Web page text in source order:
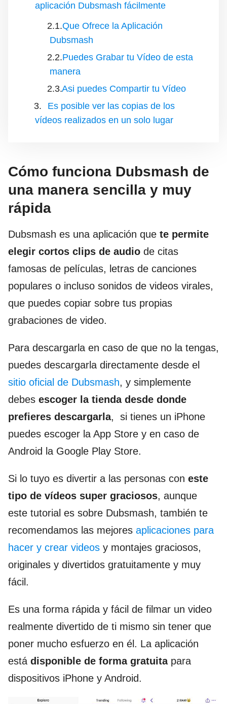
aplicación Dubsmash fácilmente
Que Ofrece la Aplicación
Dubsmash
Puedes Grabar tu Vídeo de esta
manera
Asi puedes Compartir tu Vídeo
Es posible ver las copias de los
vídeos realizados en un solo lugar
Cómo funciona Dubsmash de
una manera sencilla y muy
rápida
Dubsmash es una aplicación que te permite
elegir cortos clips de audio de citas
famosas de películas, letras de canciones
populares o incluso sonidos de videos virales,
que puedes copiar sobre tus propias
grabaciones de video.
Para descargarla en caso de que no la tengas,
puedes descargarla directamente desde el
sitio oficial de Dubsmash, y simplemente
debes escoger la tienda desde donde
prefieres descargarla, si tienes un iPhone
puedes escoger la App Store y en caso de
Android la Google Play Store.
Si lo tuyo es divertir a las personas con este
tipo de vídeos super graciosos, aunque
este tutorial es sobre Dubsmash, también te
recomendamos las mejores aplicaciones para
hacer y crear videos y montajes graciosos,
originales y divertidos gratuitamente y muy
fácil.
Es una forma rápida y fácil de filmar un video
realmente divertido de ti mismo sin tener que
poner mucho esfuerzo en él. La aplicación
está disponible de forma gratuitapara
dispositivos iPhone y Android.